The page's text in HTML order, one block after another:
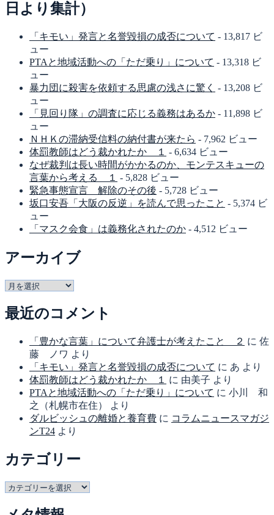
日より集計）
「キモい」発言と名誉毀損の成否について - 13,817 ビ
ュー
PTAと地域活動への「ただ乗り」について - 13,318 ビ
ュー
暴力団に殺害を依頼する思慮の浅さに驚く - 13,208 ビ
ュー
「見回り隊」の調査に応じる義務はあるか - 11,898 ビ
ュー
ＮＨＫの滞納受信料の納付書が来たら - 7,962 ビュー
体罰教師はどう裁かれたか １
- 6,634 ビュー
なぜ裁判は長い時間がかかるのか、モンテスキューの
言葉から考える １
- 5,828 ビュー
緊急事態宣言 解除のその後 - 5,728 ビュー
坂口安吾「大阪の反逆」を読んで思ったこと - 5,374 ビ
ュー
「マスク会食」は義務化されたのか - 4,512 ビュー
アーカイブ
ア
カ
イ
最近のコメント
「豊かな言葉」について弁護士が考えたこと ２ に 佐
藤 ノワ より
「キモい」発言と名誉毀損の成否について に あ より
体罰教師はどう裁かれたか １
に 由美子 より
PTAと地域活動への「ただ乗り」について に 小川 和
之（札幌市在住）
より
ダルビッシュの離婚と養育費 に コラムニュースマガジ
ンT24 より
カテゴリー
カ
ゴ